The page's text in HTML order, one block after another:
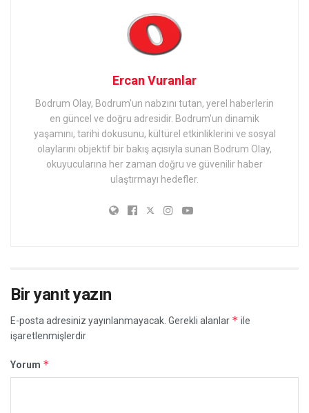
Ercan Vuranlar
Bodrum Olay, Bodrum'un nabzını tutan, yerel haberlerin
en güncel ve doğru adresidir. Bodrum'un dinamik
yaşamını, tarihi dokusunu, kültürel etkinliklerini ve sosyal
olaylarını objektif bir bakış açısıyla sunan Bodrum Olay,
okuyucularına her zaman doğru ve güvenilir haber
ulaştırmayı hedefler.
Bir yanıt yazın
E-posta adresiniz yayınlanmayacak. Gerekli alanlar * ile
işaretlenmişlerdir
Yorum *